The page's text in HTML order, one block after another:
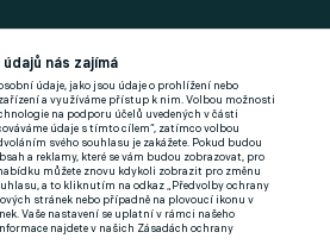
nás zajímá
údaje, jako jsou údaje o prohlížení nebo
a využíváme přístup k nim. Volbou možnosti
na podporu účelů uvedených v části
údaje s tímto cílem“, zatímco volbou
svého souhlasu je zakážete. Pokud budou
a reklamy, které se vám budou zobrazovat, pro
můžete znovu kdykoli zobrazit pro změnu
a to kliknutím na odkaz „Předvolby ochrany
stránek nebo případně na plovoucí ikonu v
Vaše nastavení se uplatní v rámci našeho
najdete v našich Zásadách ochrany